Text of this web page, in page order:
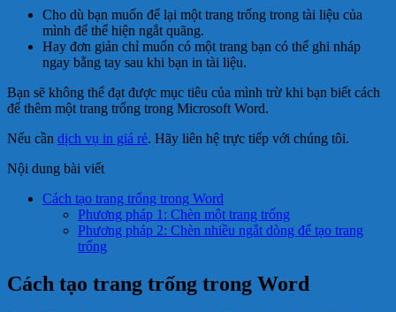
Cho dù bạn muốn để lại một trang trống trong tài liệu của
mình để thể hiện ngắt quãng.
Hay đơn giản chỉ muốn có một trang bạn có thể ghi nháp
ngay bằng tay sau khi bạn in tài liệu.
Bạn sẽ không thể đạt được mục tiêu của mình trừ khi bạn biết cách
để thêm một trang trống trong Microsoft Word.
Nếu cần dịch vụ in giá rẻ. Hãy liên hệ trực tiếp với chúng tôi.
Nội dung bài viết
Cách tạo trang trống trong Word
Phương pháp 1: Chèn một trang trống
Phương pháp 2: Chèn nhiều ngắt dòng để tạo trang
trống
Cách tạo trang trống trong Word